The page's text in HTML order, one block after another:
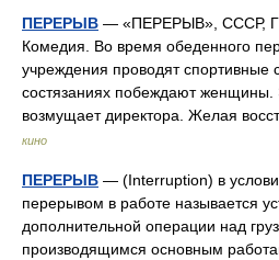
ПЕРЕРЫВ — «ПЕРЕРЫВ», СССР,
Комедия. Во время обеденного
учреждения проводят спортивные
состязаниях побеждают женщины.
возмущает директора. Желая
кино
ПЕРЕРЫВ — (Interruption) в
перерывом в работе называется
дополнительной операции над
производящимся основным